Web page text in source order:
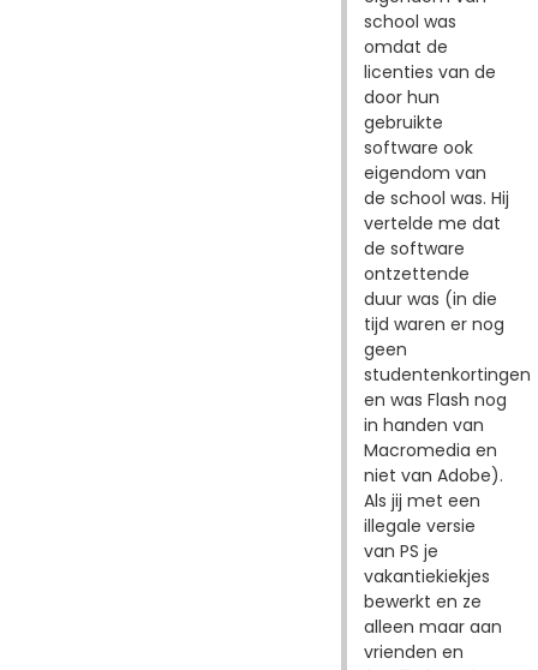
school was
omdat de
licenties van de
door hun
gebruikte
software ook
eigendom van
de school was. Hij
vertelde me dat
de software
ontzettende
duur was (in die
tijd waren er nog
geen
studentenkortingen
en was Flash nog
in handen van
Macromedia en
niet van Adobe).
Als jij met een
illegale versie
van PS je
vakantiekiekjes
bewerkt en ze
alleen maar aan
vrienden en